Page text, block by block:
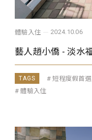
體驗入住 2024.10.06
短程度假首選
體驗入住